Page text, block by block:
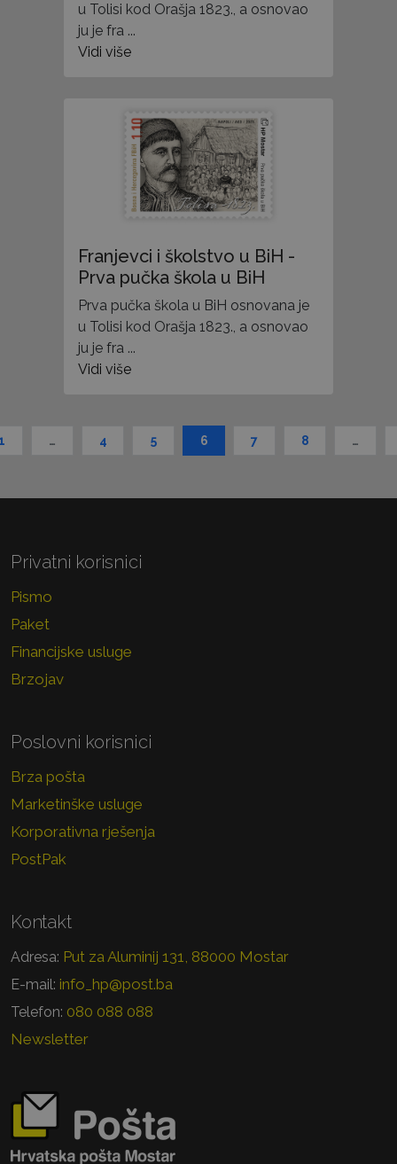
u Tolisi kod Orašja 1823., a osnovao
ju je fra ...
Vidi više
Franjevci i školstvo u BiH -
Prva pučka škola u BiH
Prva pučka škola u BiH osnovana je
u Tolisi kod Orašja 1823., a osnovao
ju je fra ...
Vidi više
… 4 5 6 7 8 …
Privatni korisnici
Pismo
Paket
Financijske usluge
Brzojav
Poslovni korisnici
Brza pošta
Marketinške usluge
Korporativna rješenja
PostPak
Kontakt
Adresa: Put za Aluminij 131, 88000 Mostar
E-mail: info_hp@post.ba
Telefon: 080 088 088
Newsletter